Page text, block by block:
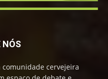
NÓS
comunidade cervejeira